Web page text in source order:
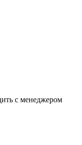
с менеджером